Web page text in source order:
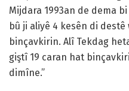
Mijdara 1993an de dema
bû ji aliyê 4 kesên di
binçavkirin. Alî Tekdag
giştî 19 caran hat
dimîne.”